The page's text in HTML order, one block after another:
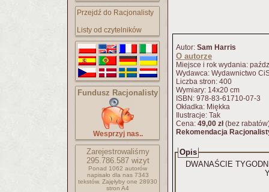
Przejdź do Racjonalisty
Listy od czytelników
Fundusz Racjonalisty
Wesprzyj nas..
Zarejestrowaliśmy
295.786.587wizyt
Ponad 1062 autorów
napisało dla nas 7343
tekstów. Zajęłyby one 28930
stron A4
Autor: Sam Harris
O autorze
Miejsce i rok wydania:
Wydawca: Wydawnictwo
Liczba stron: 400
Wymiary: 14x20 cm
ISBN: 978-83-61710-07-3
Okładka: Miękka
Ilustracje: Tak
Cena: 49,00 zł(bez
Rekomendacja
Opis
DWANAŚCIE